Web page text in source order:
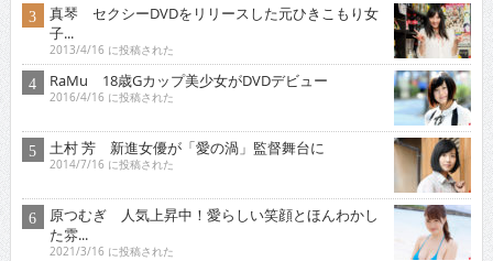
真琴 セクシーDVDをリリースした元ひきこもり女
子...
2013/4/16 に投稿された
RaMu 18歳Gカップ美少女がDVDデビュー
2016/4/16 に投稿された
土村 芳 新進女優が「愛の渦」監督舞台に
2014/7/16 に投稿された
原つむぎ 人気上昇中！愛らしい笑顔とほんわかし
た雰...
2021/3/16 に投稿された